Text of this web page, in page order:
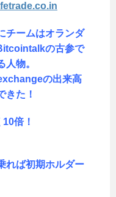
チームはオランダ
の古参で
物。
の出来高
きた！
倍！
れば初期ホルダー